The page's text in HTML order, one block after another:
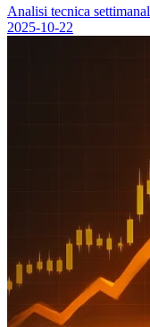
Analisi tecnica
2025-10-22